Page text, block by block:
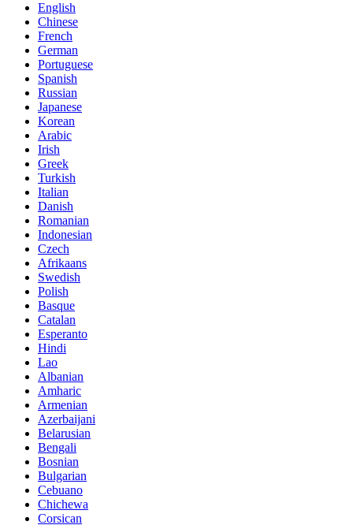
English
Chinese
French
German
Portuguese
Spanish
Russian
Japanese
Korean
Arabic
Irish
Greek
Turkish
Italian
Danish
Romanian
Indonesian
Czech
Afrikaans
Swedish
Polish
Basque
Catalan
Esperanto
Hindi
Lao
Albanian
Amharic
Armenian
Azerbaijani
Belarusian
Bengali
Bosnian
Bulgarian
Cebuano
Chichewa
Corsican